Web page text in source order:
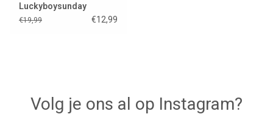
Luckyboysunday
€19,99 €12,99
Volg je ons al op Instagram?